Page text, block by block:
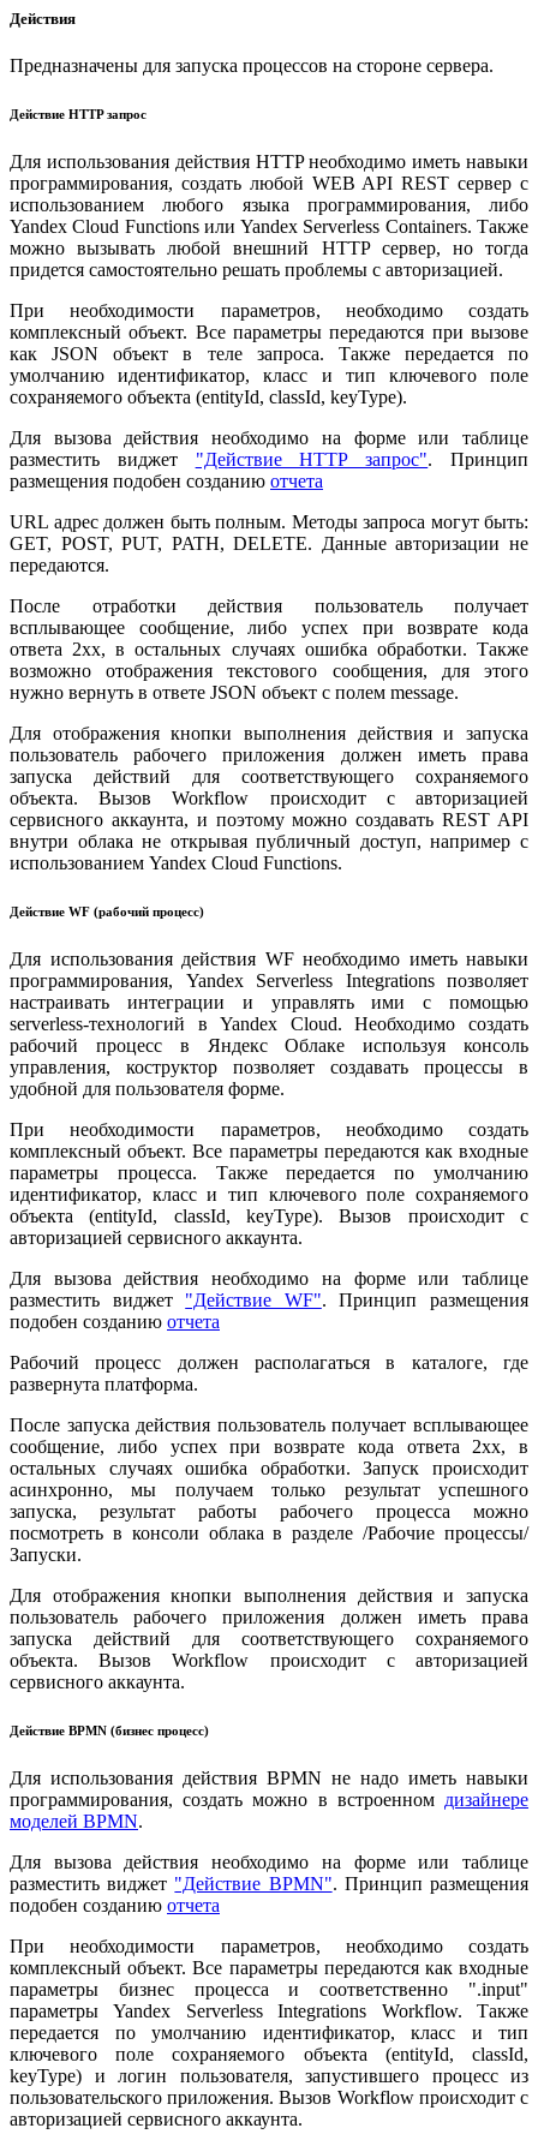
Действия
Предназначены для запуска процессов на стороне сервера.
Действие HTTP запрос
Для использования действия HTTP необходимо иметь навыки
программирования, создать любой WEB API REST сервер с
использованием любого языка программирования, либо
Yandex Cloud Functions или Yandex Serverless Containers. Также
можно вызывать любой внешний HTTP сервер, но тогда
придется самостоятельно решать проблемы с авторизацией.
При необходимости параметров, необходимо создать
комплексный объект. Все параметры передаются при вызове
как JSON объект в теле запроса. Также передается по
умолчанию идентификатор, класс и тип ключевого поле
сохраняемого объекта (entityId, classId, keyType).
Для вызова действия необходимо на форме или таблице
разместить виджет "Действие HTTP запрос". Принцип
размещения подобен созданию отчета
URL адрес должен быть полным. Методы запроса могут быть:
GET, POST, PUT, PATH, DELETE. Данные авторизации не
передаются.
После отработки действия пользователь получает
всплывающее сообщение, либо успех при возврате кода
ответа 2хх, в остальных случаях ошибка обработки. Также
возможно отображения текстового сообщения, для этого
нужно вернуть в ответе JSON объект с полем message.
Для отображения кнопки выполнения действия и запуска
пользователь рабочего приложения должен иметь права
запуска действий для соответствующего сохраняемого
объекта. Вызов Workflow происходит с авторизацией
сервисного аккаунта, и поэтому можно создавать REST API
внутри облака не открывая публичный доступ, например с
использованием Yandex Cloud Functions.
Действие WF (рабочий процесс)
Для использования действия WF необходимо иметь навыки
программирования, Yandex Serverless Integrations позволяет
настраивать интеграции и управлять ими с помощью
serverless-технологий в Yandex Cloud. Необходимо создать
рабочий процесс в Яндекс Облаке используя консоль
управления, коструктор позволяет создавать процессы в
удобной для пользователя форме.
При необходимости параметров, необходимо создать
комплексный объект. Все параметры передаются как входные
параметры процесса. Также передается по умолчанию
идентификатор, класс и тип ключевого поле сохраняемого
объекта (entityId, classId, keyType). Вызов происходит с
авторизацией сервисного аккаунта.
Для вызова действия необходимо на форме или таблице
разместить виджет "Действие WF". Принцип размещения
подобен созданию отчета
Рабочий процесс должен располагаться в каталоге, где
развернута платформа.
После запуска действия пользователь получает всплывающее
сообщение, либо успех при возврате кода ответа 2хх, в
остальных случаях ошибка обработки. Запуск происходит
асинхронно, мы получаем только результат успешного
запуска, результат работы рабочего процесса можно
посмотреть в консоли облака в разделе /Рабочие процессы/
Запуски.
Для отображения кнопки выполнения действия и запуска
пользователь рабочего приложения должен иметь права
запуска действий для соответствующего сохраняемого
объекта. Вызов Workflow происходит с авторизацией
сервисного аккаунта.
Действие BPMN (бизнес процесс)
Для использования действия BPMN не надо иметь навыки
программирования, создать можно в встроенном дизайнере
моделей BPMN.
Для вызова действия необходимо на форме или таблице
разместить виджет "Действие BPMN". Принцип размещения
подобен созданию отчета
При необходимости параметров, необходимо создать
комплексный объект. Все параметры передаются как входные
параметры бизнес процесса и соответственно ".input"
параметры Yandex Serverless Integrations Workflow. Также
передается по умолчанию идентификатор, класс и тип
ключевого поле сохраняемого объекта (entityId, classId,
keyType) и логин пользователя, запустившего процесс из
пользовательского приложения. Вызов Workflow происходит с
авторизацией сервисного аккаунта.